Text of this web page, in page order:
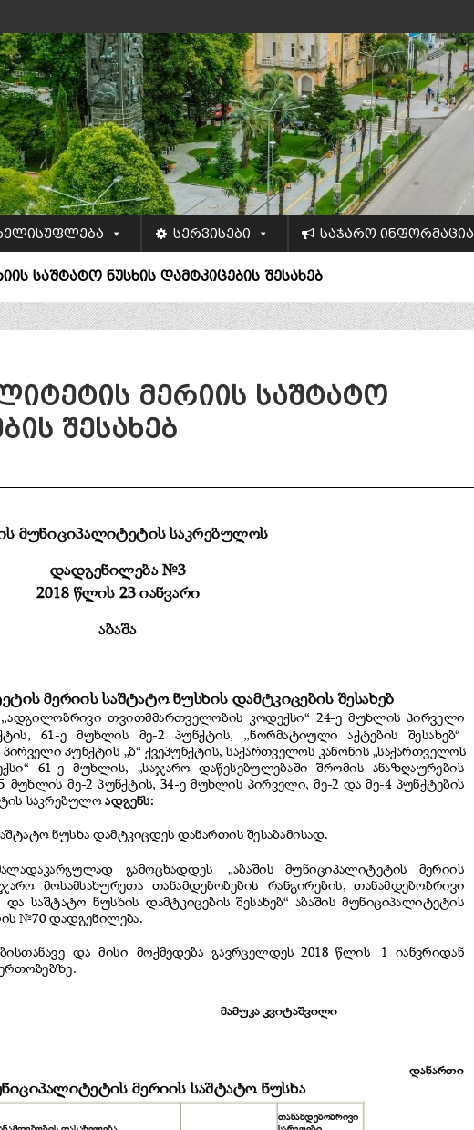
სერვისები საჯარო ინფორმაცია
საშტატო ნუსხის დამტკიცების შესახებ
მერიის საშტატო
შესახებ